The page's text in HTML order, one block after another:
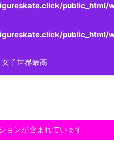
public_html/
public_html/
女子世界最高
ョンが含まれています